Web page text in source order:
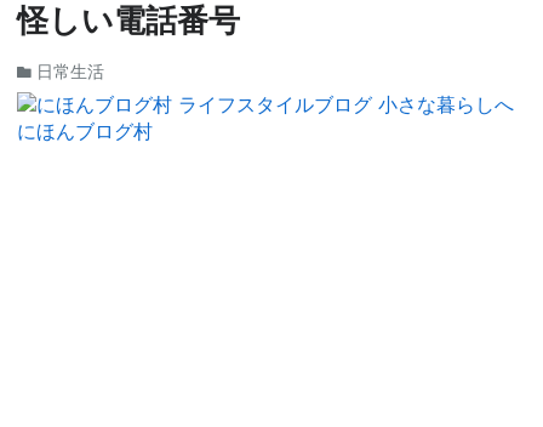
怪しい電話番号
日常生活
にほんブログ村